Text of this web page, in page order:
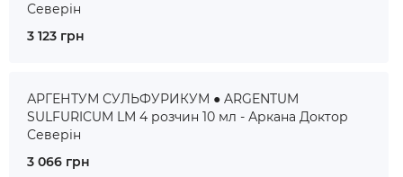
Северін
3 123 грн
АРГЕНТУМ СУЛЬФУРИКУМ ● ARGENTUM
SULFURICUM LM 4 розчин 10 мл - Аркана Доктор
Северін
3 066 грн